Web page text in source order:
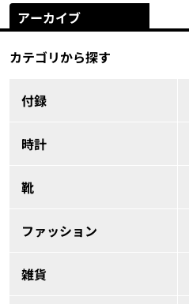
アーカイブ
カテゴリから探す
付録
時計
靴
ファッション
雑貨